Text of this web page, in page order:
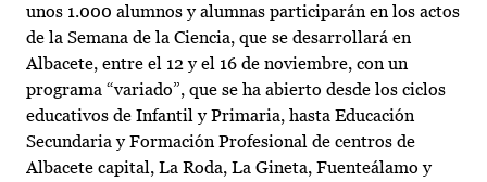
unos 1.000 alumnos y alumnas participarán en los actos
de la Semana de la Ciencia, que se desarrollará en
Albacete, entre el 12 y el 16 de noviembre, con un
programa “variado”, que se ha abierto desde los ciclos
educativos de Infantil y Primaria, hasta Educación
Secundaria y Formación Profesional de centros de
Albacete capital, La Roda, La Gineta, Fuenteálamo y